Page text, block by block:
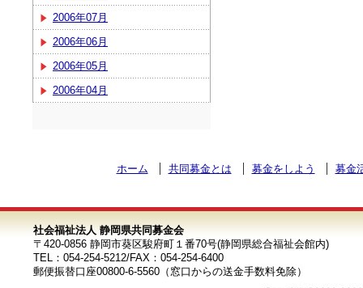
2006年07月
2006年06月
2006年05月
2006年04月
ホーム 共同募金とは 募金をしよう 募金
社会福祉法人 静岡県共同募金会
〒420-0856 静岡市葵区駿府町１番70号(静岡県総合福祉会館内)
TEL：054-254-5212/FAX：054-254-6400
郵便振替口座00800-6-5560（窓口からの送金手数料免除）